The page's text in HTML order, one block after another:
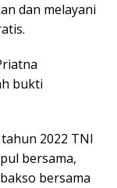
dan melayani
bukti
2022 TNI
bersama,
bersama